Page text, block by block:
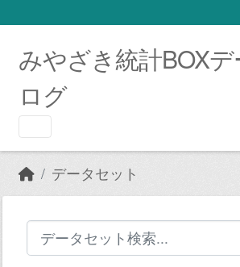
みやざき統計BOX
ログ
データセット